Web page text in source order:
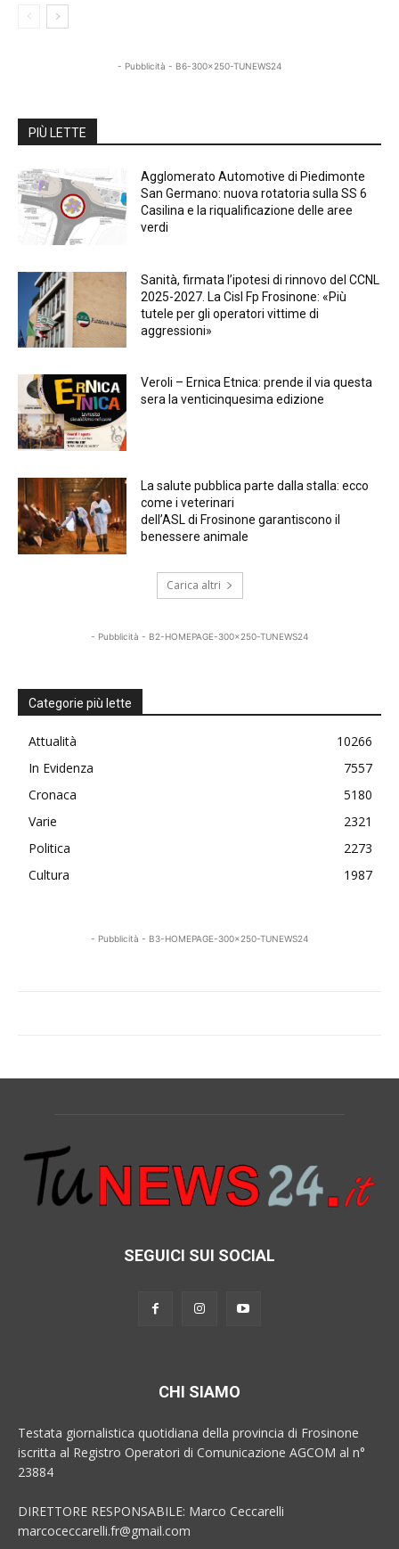
- Pubblicità - B6-300x250-TUNEWS24
PIÙ LETTE
Agglomerato Automotive di Piedimonte
San Germano: nuova rotatoria sulla SS 6
Casilina e la riqualificazione delle aree
verdi
Sanità, firmata l’ipotesi di rinnovo del CCNL
2025-2027. La Cisl Fp Frosinone: «Più
tutele per gli operatori vittime di
aggressioni»
Veroli – Ernica Etnica: prende il via questa
sera la venticinquesima edizione
La salute pubblica parte dalla stalla: ecco
come i veterinari
dell’ASL di Frosinone garantiscono il
benessere animale
Carica altri
- Pubblicità - B2-HOMEPAGE-300x250-TUNEWS24
Categorie più lette
Attualità
10266
In Evidenza
7557
Cronaca
5180
Varie
2321
Politica
2273
Cultura
1987
- Pubblicità - B3-HOMEPAGE-300x250-TUNEWS24
SEGUICI SUI SOCIAL
CHI SIAMO
Testata giornalistica quotidiana della provincia di Frosinone
iscritta al Registro Operatori di Comunicazione AGCOM al n°
23884
DIRETTORE RESPONSABILE: Marco Ceccarelli
marcoceccarelli.fr@gmail.com